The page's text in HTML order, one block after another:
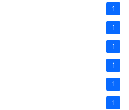
1
1
1
1
1
1